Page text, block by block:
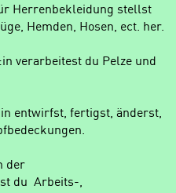
Herrenbekleidung stellst
Hemden, Hosen, ect. her.
verarbeitest du Pelze und
entwirfst, fertigst, änderst,
der
du Arbeits-,